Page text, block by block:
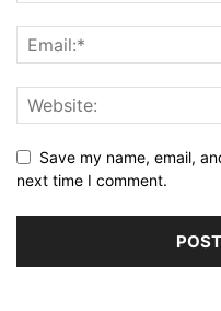
Save my name, email,
next time I comment.